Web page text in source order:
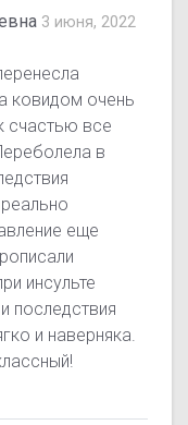
3 июня, 2022
ковидом очень
счастью все
в
еще
инсульте
последствия
и наверняка.